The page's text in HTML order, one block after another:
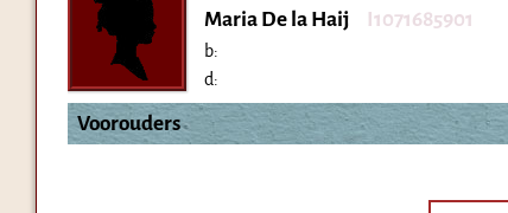
Maria De la Haij I1071685901
b:
d:
Voorouders